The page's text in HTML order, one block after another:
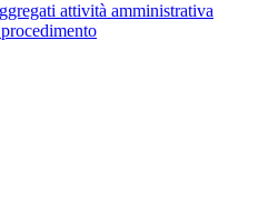
attività amministrativa